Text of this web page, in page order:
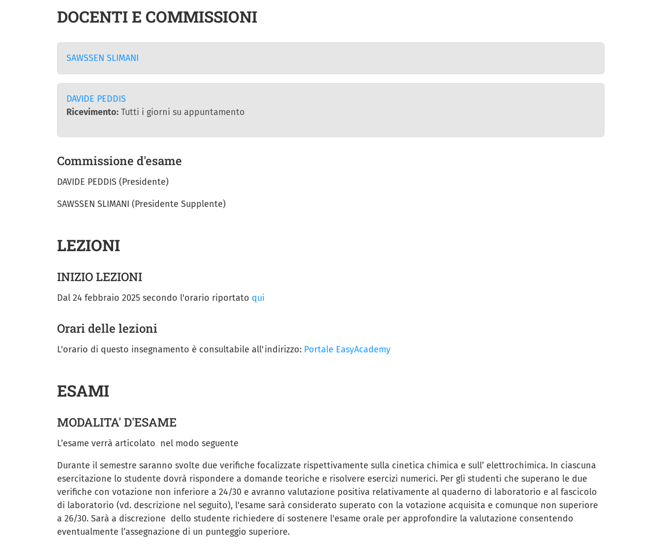
DOCENTI E COMMISSIONI
SAWSSEN SLIMANI
DAVIDE PEDDIS
Ricevimento:Tutti i giorni su appuntamento
Commissione d'esame
DAVIDE PEDDIS (Presidente)
SAWSSEN SLIMANI (Presidente Supplente)
LEZIONI
INIZIO LEZIONI
Dal 24 febbraio 2025 secondo l'orario riportato qui
Orari delle lezioni
L'orario di questo insegnamento è consultabile all'indirizzo: Portale EasyAcademy
ESAMI
MODALITA' D'ESAME
L’esame verrà articolato nel modo seguente
Durante il semestre saranno svolte due verifiche focalizzate rispettivamente sulla cinetica chimica e sull’ elettrochimica. In ciascuna
esercitazione lo studente dovrà rispondere a domande teoriche e risolvere esercizi numerici. Per gli studenti che superano le due
verifiche con votazione non inferiore a 24/30 e avranno valutazione positiva relativamente al quaderno di laboratorio e al fascicolo
di laboratorio (vd. descrizione nel seguito), l'esame sarà considerato superato con la votazione acquisita e comunque non superiore
a 26/30. Sarà a discrezione dello studente richiedere di sostenere l'esame orale per approfondire la valutazione consentendo
eventualmente l’assegnazione di un punteggio superiore.